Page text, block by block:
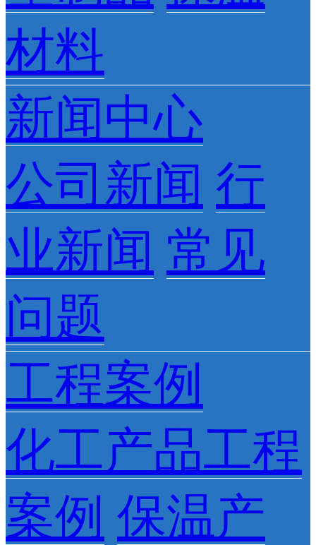
材料
新闻中心
公司新闻 行
业新闻 常见
问题
工程案例
化工产品工程
案例 保温产